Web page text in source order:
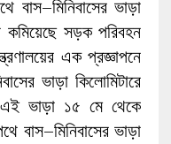
বাস–মিনিবাসের ভাড়া
কমিয়েছে সড়ক পরিবহন
এক প্রজ্ঞাপনে
ভাড়া কিলোমিটারে
ভাড়া ১৫ মে থেকে
বাস–মিনিবাসের ভাড়া